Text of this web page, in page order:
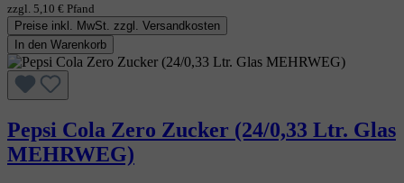
zzgl. 5,10 € Pfand
Preise inkl. MwSt. zzgl. Versandkosten
In den Warenkorb
Pepsi Cola Zero Zucker (24/0,33 Ltr. Glas
MEHRWEG)